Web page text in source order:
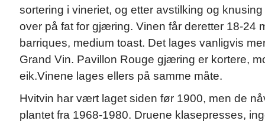
sortering i vineriet, og etter avstilking og
over på fat for gjæring. Vinen får deretter 18-24
barriques, medium toast. Det lages vanligvis
Grand Vin. Pavillon Rouge gjæring er kortere,
eik.Vinene lages ellers på samme måte.
Hvitvin har vært laget siden før 1900, men de
plantet fra 1968-1980. Druene klasepresses,